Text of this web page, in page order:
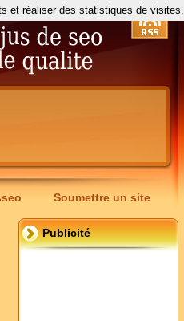
Soumettre un site
Publicité
et réaliser des statistiques de visites.